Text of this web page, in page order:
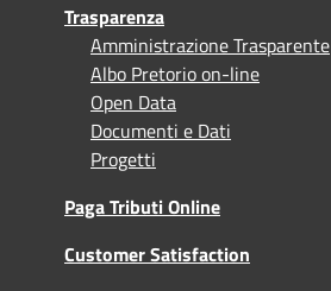
Trasparenza
Amministrazione Trasparente
Albo Pretorio on-line
Open Data
Documenti e Dati
Progetti
Paga Tributi Online
Customer Satisfaction